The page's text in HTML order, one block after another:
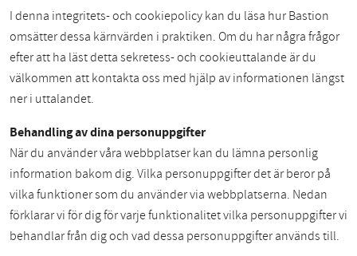
I denna integritets- och cookiepolicy kan du läsa hur Bastion
omsätter dessa kärnvärden i praktiken. Om du har några frågor
efter att ha läst detta sekretess- och cookieuttalande är du
välkommen att kontakta oss med hjälp av informationen längst
ner i uttalandet.
Behandling av dina personuppgifter
När du använder våra webbplatser kan du lämna personlig
information bakom dig. Vilka personuppgifter det är beror på
vilka funktioner som du använder via webbplatserna. Nedan
förklarar vi för dig för varje funktionalitet vilka personuppgifter vi
behandlar från dig och vad dessa personuppgifter används till.